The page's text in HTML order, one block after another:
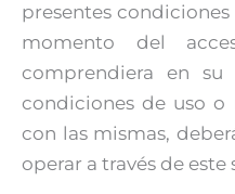
presentes
momento del
comprendiera en su
condiciones de uso o
con las mismas,
operar a través de este